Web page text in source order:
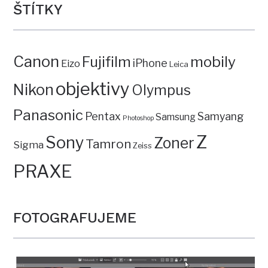
ŠTÍTKY
Canon Eizo Fujifilm iPhone Leica mobily
Nikon objektivy Olympus
Panasonic Pentax Photoshop SamsungSamyang
Sigma SonyTamron Zeiss ZonerZ
PRAXE
FOTOGRAFUJEME